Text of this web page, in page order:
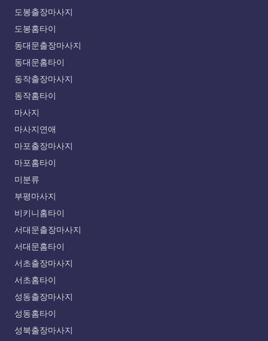
도봉출장마사지
도봉홈타이
동대문출장마사지
동대문홈타이
동작출장마사지
동작홈타이
마사지
마사지연애
마포출장마사지
마포홈타이
미분류
부평마사지
비키니홈타이
서대문출장마사지
서대문홈타이
서초출장마사지
서초홈타이
성동출장마사지
성동홈타이
성북출장마사지